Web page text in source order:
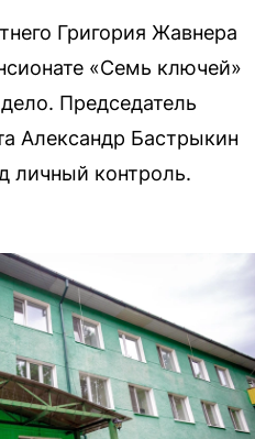
Григория Жавнера
«Семь ключей»
Председатель
Александр Бастрыкин
личный контроль.